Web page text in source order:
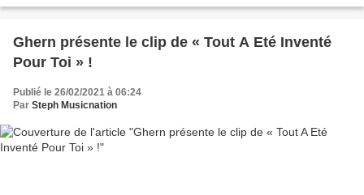
Ghern présente le clip de « Tout A Eté Inventé
Pour Toi » !
Publié le 26/02/2021 à 06:24
Par Steph Musicnation